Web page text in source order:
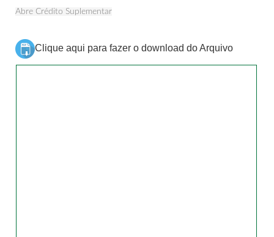
Abre Crédito Suplementar
Clique aqui para fazer o download do Arquivo